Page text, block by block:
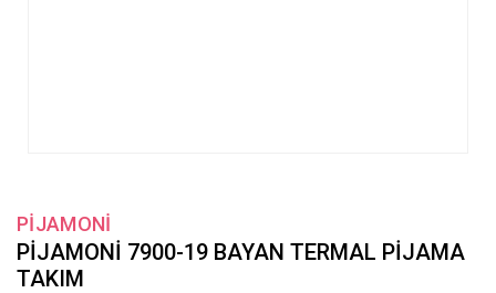
PİJAMONİ
PİJAMONİ 7900-19 BAYAN TERMAL PİJAMA
TAKIM